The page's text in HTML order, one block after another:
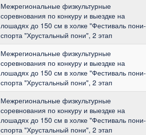
Межрегиональные физкультурные
соревнования по конкуру и выездке на
лошадях до 150 см в холке "Фестиваль пони-
спорта "Хрустальный пони", 2 этап
Межрегиональные физкультурные
соревнования по конкуру и выездке на
лошадях до 150 см в холке "Фестиваль пони-
спорта "Хрустальный пони", 2 этап
Межрегиональные физкультурные
соревнования по конкуру и выездке на
лошадях до 150 см в холке "Фестиваль пони-
спорта "Хрустальный пони", 2 этап